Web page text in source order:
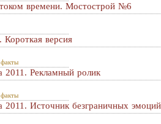
времени. Мостострой №6
Короткая версия
2011. Рекламный ролик
2011. Источник безграничных эмоций